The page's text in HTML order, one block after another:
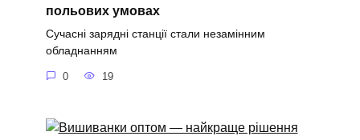
польових умовах
Сучасні зарядні станції стали незамінним
обладнанням
0 19